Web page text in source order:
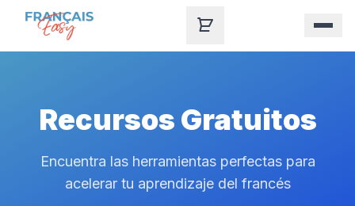
Skip to content
Recursos Gratuitos
Encuentra las herramientas perfectas para
acelerar tu aprendizaje del francés